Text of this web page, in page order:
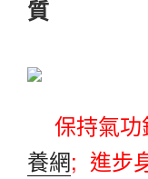
質
保持氣
養網; 進步